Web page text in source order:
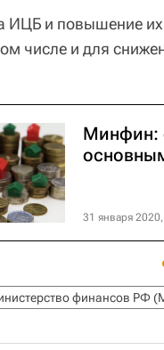
ИЦБ и повышение их
числе и для
Минфин:
31 января
финансов РФ